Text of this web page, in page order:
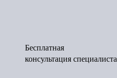
Бесплатная
консультация специалиста